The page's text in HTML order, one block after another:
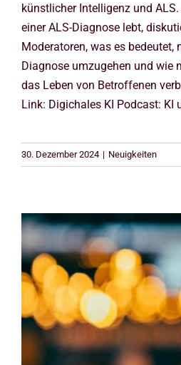
künstlicher Intelligenz und
einer ALS-Diagnose lebt,
Moderatoren, was es bedeutet,
Diagnose umzugehen und wie
das Leben von Betroffenen
Link: Digichales KI Podcast: KI
30. Dezember 2024 | Neuigkeiten